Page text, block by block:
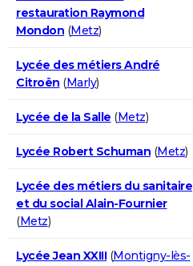
restauration Raymond
Mondon (Metz)
Lycée des métiers André
Citroën (Marly)
Lycée de la Salle (Metz)
Lycée Robert Schuman (Metz)
Lycée des métiers du sanitaire
et du social Alain-Fournier
(Metz)
Lycée Jean XXIII(Montigny-lès-